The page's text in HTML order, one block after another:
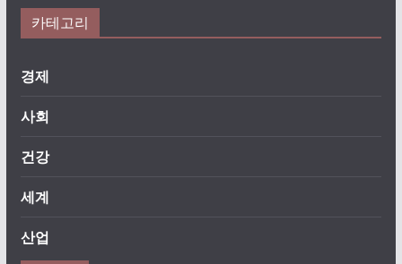
카테고리
경제
사회
건강
세계
산업